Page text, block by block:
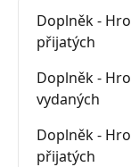
Doplněk -
přijatých
Doplněk -
vydaných
Doplněk -
přijatých